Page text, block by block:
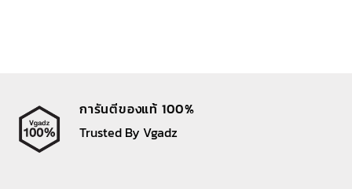
การันตีของแท้ 100%
Trusted By Vgadz